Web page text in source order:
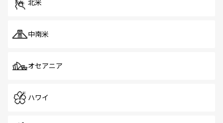
北米
中南米
オセアニア
ハワイ